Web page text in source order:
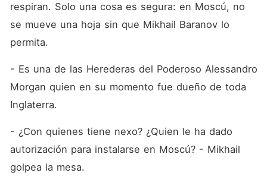
respiran. Solo una cosa es segura: en Moscú, no
se mueve una hoja sin que Mikhail Baranov lo
permita.
- Es una de las Herederas del Poderoso Alessandro
Morgan quien en su momento fue dueño de toda
Inglaterra.
- ¿Con quienes tiene nexo? ¿Quien le ha dado
autorización para instalarse en Moscú? - Mikhail
golpea la mesa.